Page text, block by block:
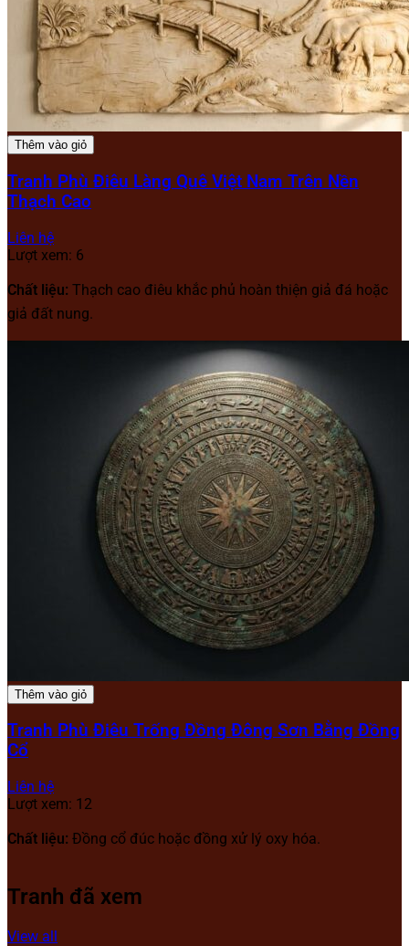
Thêm vào giỏ
Tranh Phù Điêu Làng Quê Việt Nam Trên Nền
Thạch Cao
Liên hệ
Lượt xem: 6
Chất liệu: Thạch cao điêu khắc phủ hoàn thiện giả đá hoặc
giả đất nung.
Thêm vào giỏ
Tranh Phù Điêu Trống Đồng Đông Sơn Bằng Đồng
Cổ
Liên hệ
Lượt xem: 12
Chất liệu: Đồng cổ đúc hoặc đồng xử lý oxy hóa.
Tranh đã xem
View all